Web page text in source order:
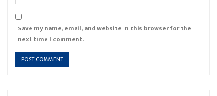
Save my name, email, and website in this browser for the
next time I comment.